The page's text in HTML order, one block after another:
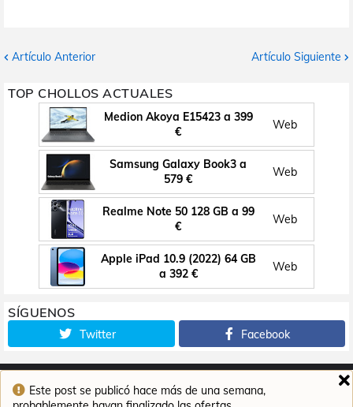
Este post se publicó hace más de una semana,
Artículo Anterior Artículo Siguiente
TOP CHOLLOS ACTUALES
Medion Akoya E15423 a 399
€
Web
Samsung Galaxy Book3 a
579 €
Web
Realme Note 50 128 GB a 99
€
Web
Apple iPad 10.9 (2022) 64 GB
a 392 €
Web
SÍGUENOS
Twitter Facebook
Inicio Contacto Aviso legal Política de cookies